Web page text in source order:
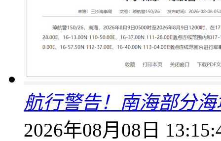
航行警告！南海部分
2026年08月08日